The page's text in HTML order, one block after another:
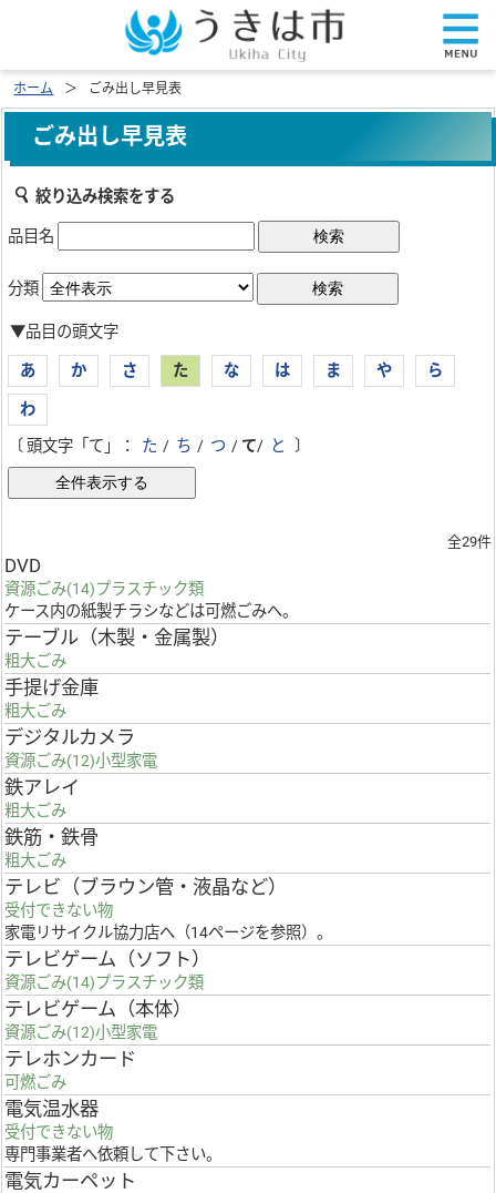
ホーム ごみ出し早見表
ごみ出し早見表
絞り込み検索をする
品目名
分類
▼品目の頭文字
あ か さ た な は ま や ら
わ
〔 頭文字「て」：
た / ち / つ / て/ と 〕
全29件
DVD
資源ごみ(14)プラスチック類
ケース内の紙製チラシなどは可燃ごみへ。
テーブル（木製・金属製）
粗大ごみ
手提げ金庫
粗大ごみ
デジタルカメラ
資源ごみ(12)小型家電
鉄アレイ
粗大ごみ
鉄筋・鉄骨
粗大ごみ
テレビ（ブラウン管・液晶など）
受付できない物
家電リサイクル協力店へ（14ページを参照）。
テレビゲーム（ソフト）
資源ごみ(14)プラスチック類
テレビゲーム（本体）
資源ごみ(12)小型家電
テレホンカード
可燃ごみ
電気温水器
受付できない物
専門事業者へ依頼して下さい。
電気カーペット